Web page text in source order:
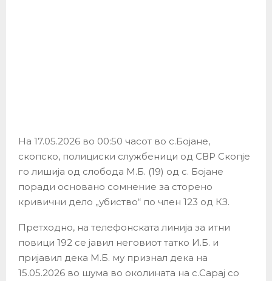
На 17.05.2026 во 00:50 часот во с.Бојане,
скопско, полициски службеници од СВР Скопје
го лишија од слобода М.Б. (19) од с. Бојане
поради основано сомнение за сторено
кривични дело „убиство“ по член 123 од КЗ.
Претходно, на телефонската линија за итни
повици 192 се јавил неговиот татко И.Б. и
пријавил дека М.Б. му признал дека на
15.05.2026 во шума во околината на с.Сарај со